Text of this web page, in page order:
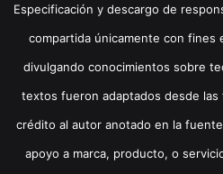
Especificación y descargo de
compartida únicamente con fines
divulgando conocimientos sobre
textos fueron adaptados desde
crédito al autor anotado en la
apoyo a marca, producto, o